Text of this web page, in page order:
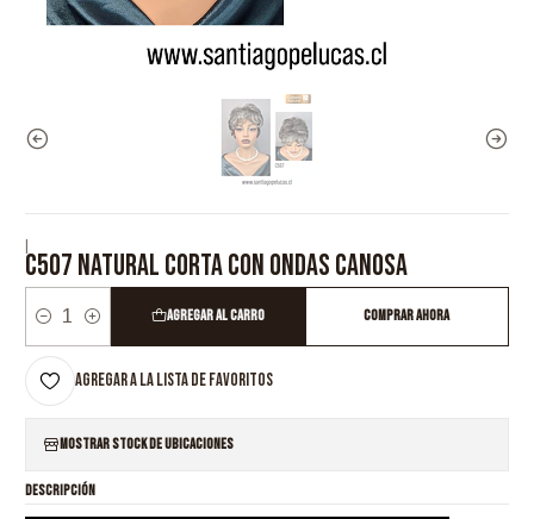
|
C507 NATURAL CORTA CON ONDAS CANOSA
Cantidad
Agregar al Carro Comprar ahora
Agregar a la lista de favoritos
Mostrar stock de ubicaciones
DESCRIPCIÓN